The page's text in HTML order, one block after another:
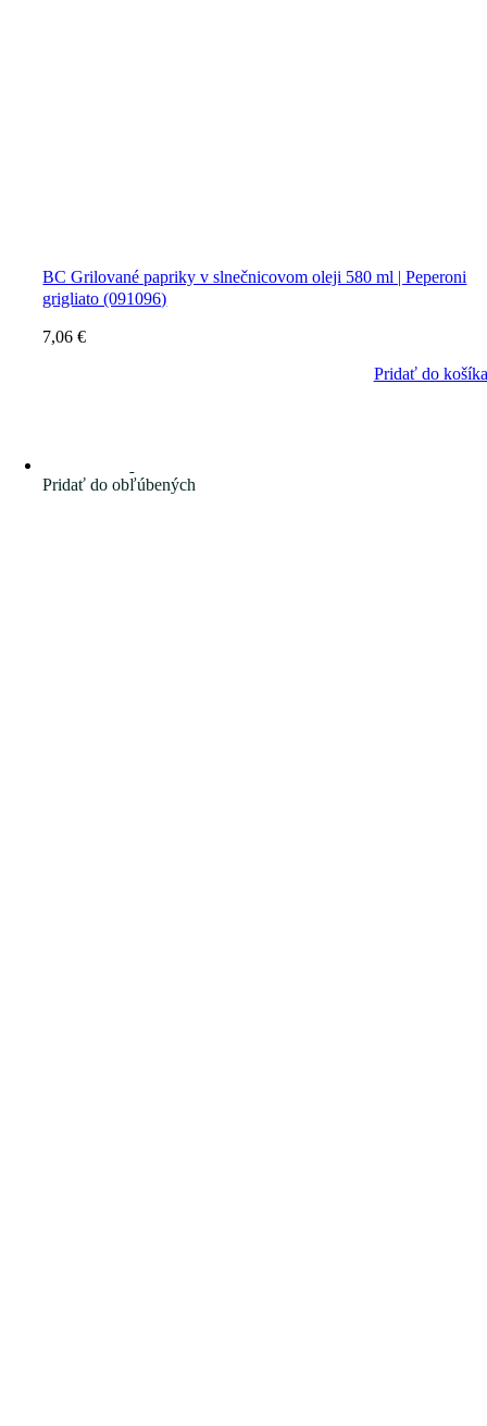
BC Grilované papriky v slnečnicovom oleji 580 ml | Peperoni
grigliato (091096)
7,06€
Pridať do košíka
Pridať do obľúbených